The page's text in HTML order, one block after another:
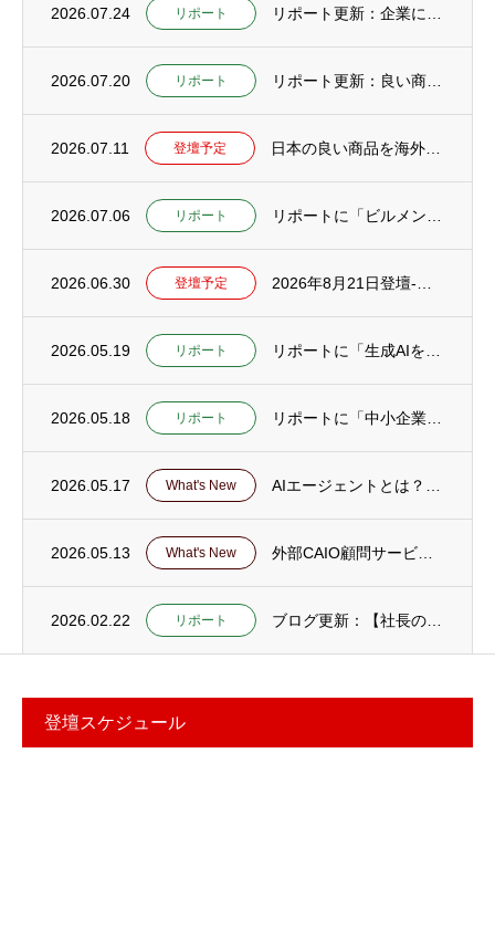
2026.07.24 リポート
2026.07.20 リポート
2026.07.11 登壇予定
2026.07.06 リポート
2026.06.30 登壇予定
2026.05.19 リポート
2026.05.18 リポート
2026.05.17 What's New
2026.05.13 What's New
2026.02.22 リポート
登壇スケジュール